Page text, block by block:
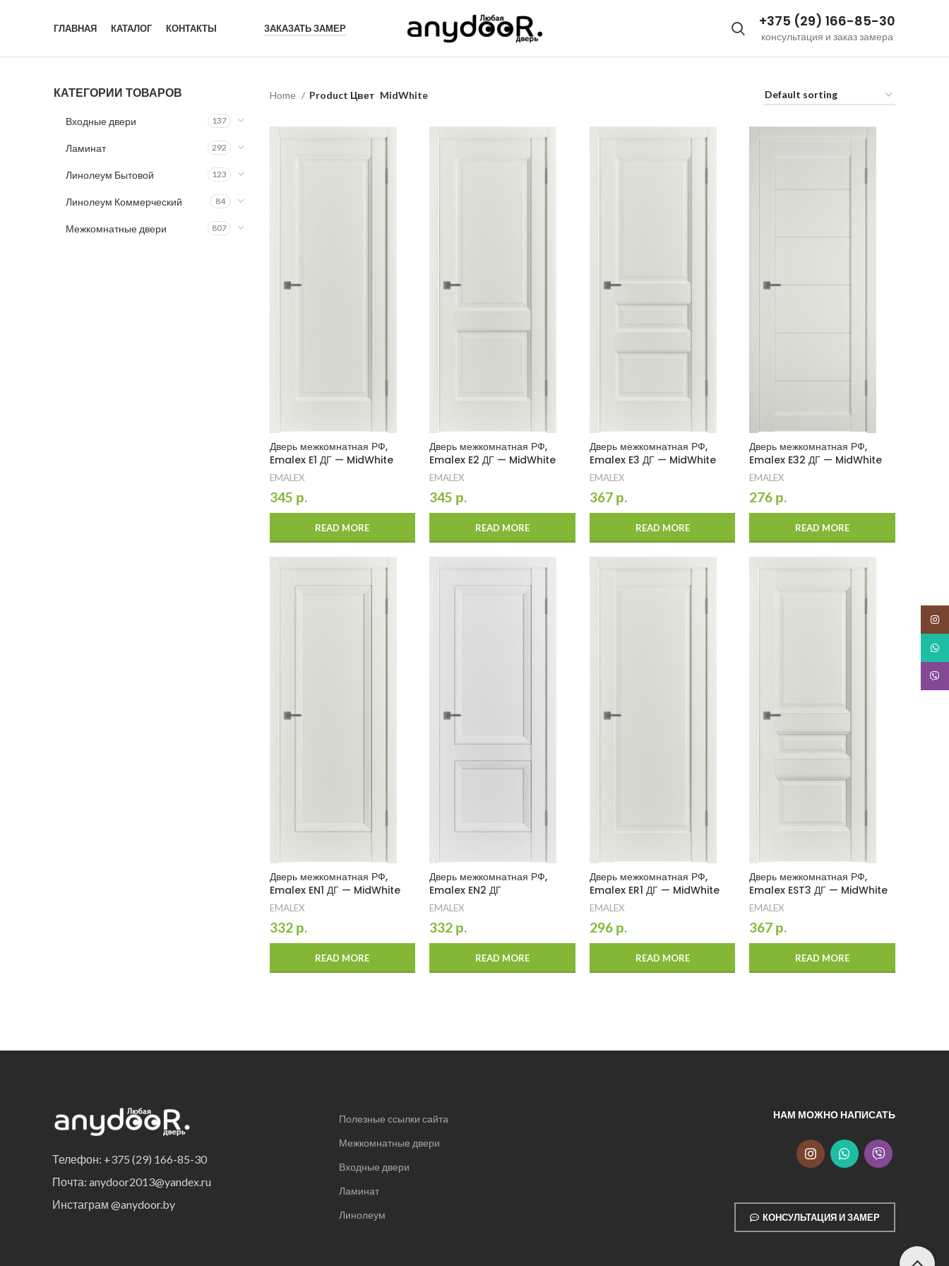
ГЛАВНАЯ КАТАЛОГ КОНТАКТЫ ЗАКАЗАТЬ ЗАМЕР +375 (29) 166-85-30
консультация и заказ замера
КАТЕГОРИИ ТОВАРОВ
Входные двери 137
Ламинат 292
Линолеум Бытовой 123
Линолеум Коммерческий 84
Межкомнатные двери 807
Home Product Цвет MidWhite
Дверь межкомнатная РФ,
Emalex E1 ДГ — MidWhite
EMALEX
345 р.
READ MORE
Дверь межкомнатная РФ,
Emalex E2 ДГ — MidWhite
EMALEX
345 р.
READ MORE
Дверь межкомнатная РФ,
Emalex E3 ДГ — MidWhite
EMALEX
367 р.
READ MORE
Дверь межкомнатная РФ,
Emalex E32 ДГ — MidWhite
EMALEX
276 р.
READ MORE
Дверь межкомнатная РФ,
Emalex EN1 ДГ — MidWhite
EMALEX
332 р.
READ MORE
Дверь межкомнатная РФ,
Emalex EN2 ДГ
EMALEX
332 р.
READ MORE
Дверь межкомнатная РФ,
Emalex ER1 ДГ — MidWhite
EMALEX
296 р.
READ MORE
Дверь межкомнатная РФ,
Emalex EST3 ДГ — MidWhite
EMALEX
367 р.
READ MORE
Телефон: +375 (29) 166-85-30
Почта: anydoor2013@yandex.ru
Инстаграм @anydoor.by
Полезные ссылки сайта
Межкомнатные двери
Входные двери
Ламинат
Линолеум
НАМ МОЖНО НАПИСАТЬ
КОНСУЛЬТАЦИЯ И ЗАМЕР